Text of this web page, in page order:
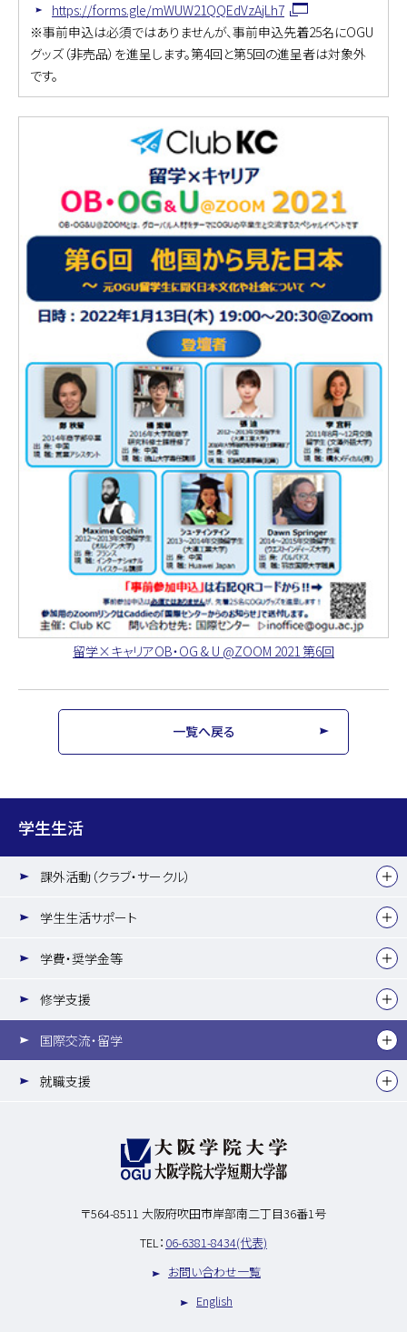
https://forms.gle/mWUW21QQEdVzAjLh7
※事前申込は必須ではありませんが、事前申込先着25名にOGU
グッズ（非売品）を進呈します。第4回と第5回の進呈者は対象外
です。
留学×キャリアOB・OG & U @ZOOM 2021 第6回
一覧へ戻る
学生生活
課外活動（クラブ・サークル）
学生生活サポート
学費・奨学金等
修学支援
国際交流・留学
就職支援
〒564-8511 大阪府吹田市岸部南二丁目36番1号
TEL： 06-6381-8434(代表)
お問い合わせ一覧
English